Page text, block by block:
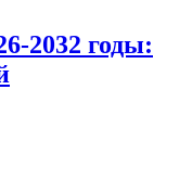
2032 годы: